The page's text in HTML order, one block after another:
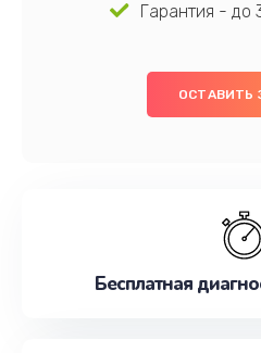
Гарантия - до
ОСТАВИТЬ
Бесплатная